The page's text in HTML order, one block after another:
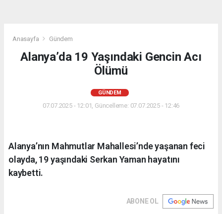
Anasayfa Gündem
Alanya’da 19 Yaşındaki Gencin Acı
Ölümü
GÜNDEM
07.07.2025 - 12:01, Güncelleme: 07.07.2025 - 12:46
Alanya’nın Mahmutlar Mahallesi’nde yaşanan feci
olayda, 19 yaşındaki Serkan Yaman hayatını
kaybetti.
ABONE OL